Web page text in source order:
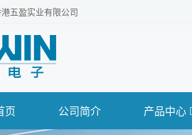
五盈实业有限公司
页 公司简介 产品中心